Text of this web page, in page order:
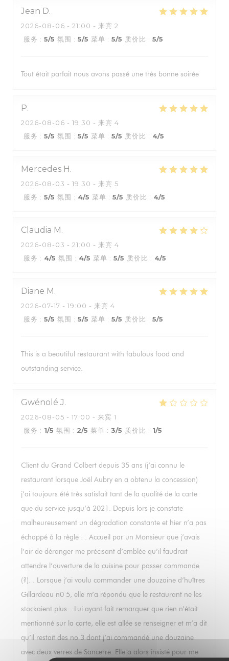
Jean D
2026-08-06 - 21:00 - 来宾 2
服务 : 5/5 氛围 : 5/5 菜单 : 5/5 质价比 : 5/5
Tout était parfait nous avons passé une très bonne soirée
P
2026-08-06 - 19:30 - 来宾 4
服务 : 5/5 氛围 : 5/5 菜单 : 5/5 质价比 : 4/5
Mercedes H
2026-08-03 - 19:30 - 来宾 5
服务 : 5/5 氛围 : 4/5 菜单 : 5/5 质价比 : 4/5
Claudia M
2026-08-03 - 21:00 - 来宾 4
服务 : 4/5 氛围 : 4/5 菜单 : 5/5 质价比 : 4/5
Diane M
2026-07-17 - 19:00 - 来宾 4
服务 : 5/5 氛围 : 5/5 菜单 : 5/5 质价比 : 5/5
This is a beautiful restaurant with fabulous food and
outstanding service.
Gwénolé J
2026-08-05 - 17:00 - 来宾 1
服务 : 1/5 氛围 : 2/5 菜单 : 3/5 质价比 : 1/5
Client du Grand Colbert depuis 35 ans (j’ai connu le
restaurant lorsque Joël Aubry en a obtenu la concession)
j’ai toujours été très satisfait tant de la qualité de la carte
que du service jusqu’à 2021. Depuis lors je constate
malheureusement un dégradation constante et hier n’a pas
échappé à la règle : . Accueil par un Monsieur que j’avais
l’air de déranger me précisant d’emblée qu’il faudrait
attendre l’ouverture de la cuisine pour passer commande
(?). . Lorsque j’ai voulu commander une douzaine d’huîtres
Gillardeau n0 5, elle m’a répondu que le restaurant ne les
stockaient plus…Lui ayant fait remarquer que rien n’était
mentionné sur la carte, elle est allée se renseigner et m’a dit
qu’il restait des no 3 dont j’ai commandé une douzaine
avec deux verres de Sancerre. Elle a alors insisté pour me